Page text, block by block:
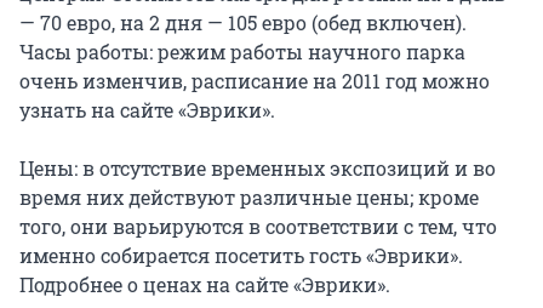
— 70 евро, на 2 дня — 105 евро (обед включен).
Часы работы: режим работы научного парка
очень изменчив, расписание на 2011 год можно
узнать на сайте «Эврики».
Цены: в отсутствие временных экспозиций и во
время них действуют различные цены; кроме
того, они варьируются в соответствии с тем, что
именно собирается посетить гость «Эврики».
Подробнее о ценах на сайте «Эврики».